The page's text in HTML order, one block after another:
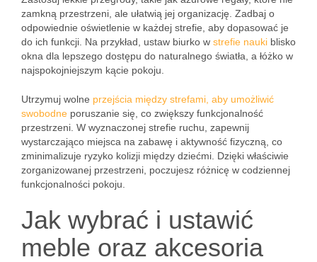
zamkną przestrzeni, ale ułatwią jej organizację. Zadbaj o
odpowiednie oświetlenie w każdej strefie, aby dopasować je
do ich funkcji. Na przykład, ustaw biurko w strefie nauki blisko
okna dla lepszego dostępu do naturalnego światła, a łóżko w
najspokojniejszym kącie pokoju.
Utrzymuj wolne przejścia między strefami, aby umożliwić
swobodne poruszanie się, co zwiększy funkcjonalność
przestrzeni. W wyznaczonej strefie ruchu, zapewnij
wystarczająco miejsca na zabawę i aktywność fizyczną, co
zminimalizuje ryzyko kolizji między dziećmi. Dzięki właściwie
zorganizowanej przestrzeni, poczujesz różnicę w codziennej
funkcjonalności pokoju.
Jak wybrać i ustawić
meble oraz akcesoria